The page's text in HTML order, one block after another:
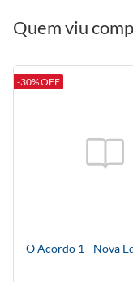
Quem viu
-30% OFF
O Acordo 1 - Nova